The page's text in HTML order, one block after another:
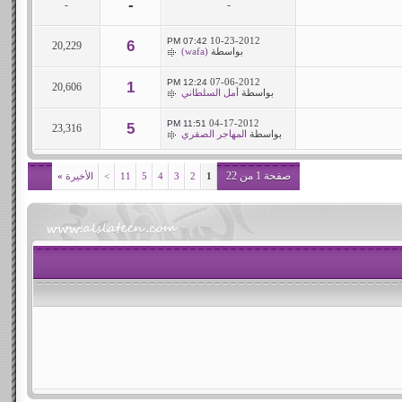
-
-
-
10-23-2012
07:42 PM
بواسطة(wafa)
6
20,229
07-06-2012
12:24 PM
بواسطةأمل السلطاني 1
20,606
04-17-2012
11:51 PM
بواسطة المهاجر الصقري 5
23,316
صفحة 1 من 22 1
2
3
4
5
11
> الأخيرة »